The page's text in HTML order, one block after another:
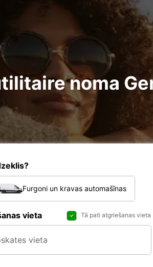
noma
Furgoni un kravas automašīnas
vieta Tā pati atgriešanas vieta